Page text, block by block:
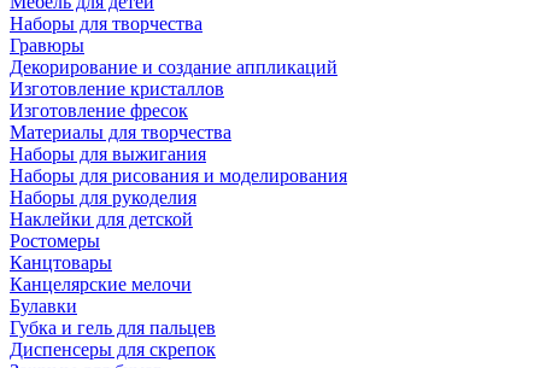
Наборы для творчества
Гравюры
Декорирование и создание аппликаций
Изготовление кристаллов
Изготовление фресок
Материалы для творчества
Наборы для выжигания
Наборы для рисования и моделирования
Наборы для рукоделия
Наклейки для детской
Ростомеры
Канцтовары
Канцелярские мелочи
Булавки
Губка и гель для пальцев
Диспенсеры для скрепок